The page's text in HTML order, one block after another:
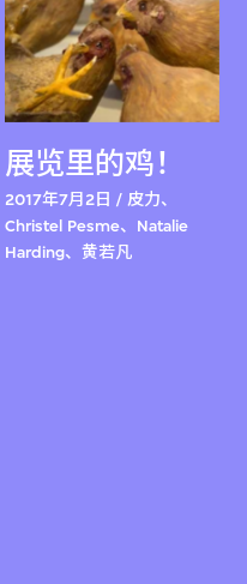
展览里的鸡！
2017年7月2日 / 皮力、
Christel Pesme、Natalie
Harding、黄若凡